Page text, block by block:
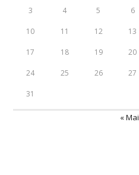
3 4 5 6
10 11 12 13
17 18 19 20
24 25 26 27
31
« Mai